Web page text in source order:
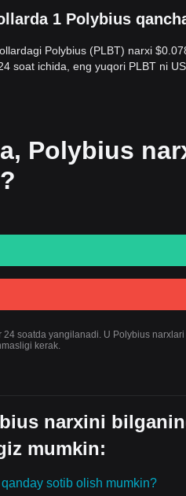
1 Polybius
Polybius (PLBT) narxi
soat ichida, eng yuqori PLBT ni
Polybius
24 soatda yangilanadi. U Polybius
kerak.
narxini
mumkin:
sotib olish mumkin?